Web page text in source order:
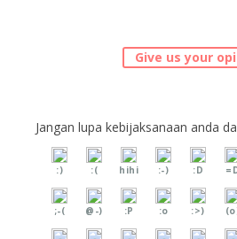
Give us your
Jangan lupa kebijaksanaan anda
:) :( hihi :-) :D
;-( @-) :P :o :>)